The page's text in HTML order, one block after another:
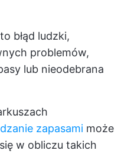
błąd ludzki,
problemów,
lub nieodebrana
zapasami może
w obliczu takich